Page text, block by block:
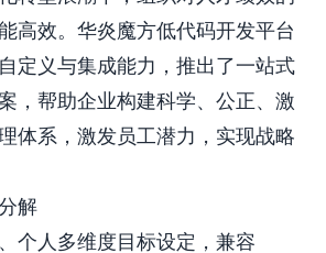
高效。华炎魔方低代码开发平台
定义与集成能力，推出了一站式
，帮助企业构建科学、公正、激
体系，激发员工潜力，实现战略
解
个人多维度目标设定，兼容